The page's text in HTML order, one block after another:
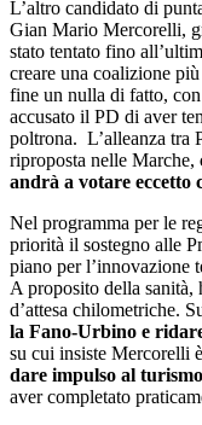
Proprio su questo sta
conoscenza del
garanzia di buon
Mangialardi,
del Recovery Fund per
dell’investimento (8
Un’opportunità da
imprese. Tra le altre
territoriale e di
ricostruzione post-
burocratiche per dare i
utilizzando i fondi
della campagna nelle
completamento di
Grosseto, alcuni fermi
Dall’altra parte
candidato con la